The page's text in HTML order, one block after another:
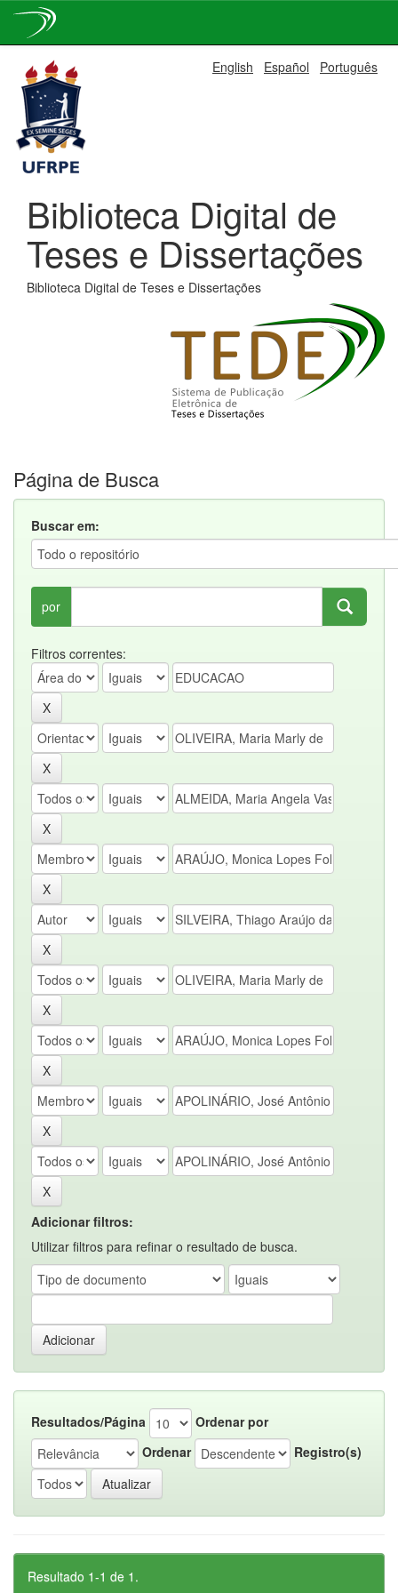
navigation
English Español Português
Biblioteca Digital de
Teses e Dissertações
Biblioteca Digital de Teses e Dissertações
Página de Busca
Buscar em:
por
Filtros correntes:
Adicionar filtros:
Utilizar filtros para refinar o resultado de busca.
Resultados/Página
Ordenar por
Ordenar
Registro(s)
Resultado 1-1 de 1.